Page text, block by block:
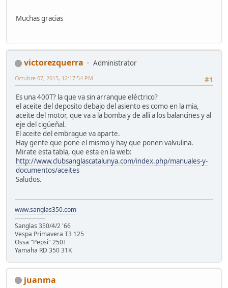
Muchas gracias
victorezquerra
Administrator
#1
Octubre 07, 2015, 12:17:54 PM
Es una 400T? la que va sin arranque eléctrico?
el aceite del deposito debajo del asiento es como en la mia,
aceite del motor, que va a la bomba y de allí a los balancines y al
eje del cigüeñal.
El aceite del embrague va aparte.
Hay gente que pone el mismo y hay que ponen valvulina.
Mirate esta tabla, que esta en la web:
http://www.clubsanglascatalunya.com/index.php/manuales-y-
documentos/aceites
Saludos.
www.sanglas350.com
---------------
Sanglas 350/4/2 '66
Vespa Primavera T3 125
Ossa "Pepsi" 250T
Yamaha RD 350 31K
juanma